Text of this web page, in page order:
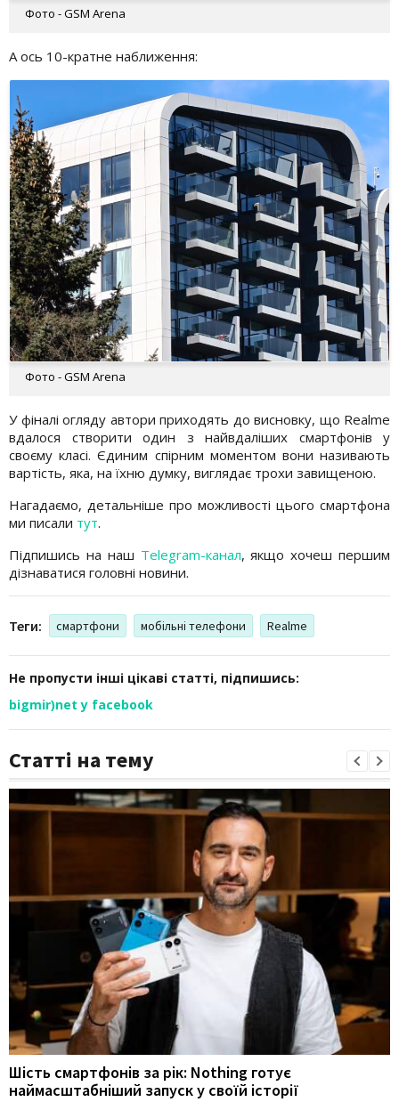
Фото - GSM Arena
А ось 10-кратне наближення:
Фото - GSM Arena
У фіналі огляду автори приходять до висновку, що Realme
вдалося створити один з найвдаліших смартфонів у
своєму класі. Єдиним спірним моментом вони називають
вартість, яка, на їхню думку, виглядає трохи завищеною.
Нагадаємо, детальніше про можливості цього смартфона
ми писали тут.
Підпишись на наш Telegram-канал, якщо хочеш першим
дізнаватися головні новини.
Теги: смартфони мобільні телефони Realme
Не пропусти інші цікаві статті, підпишись:
bigmir)net у facebook
Статті на тему
Шість смартфонів за рік: Nothing готує
наймасштабніший запуск у своїй історії